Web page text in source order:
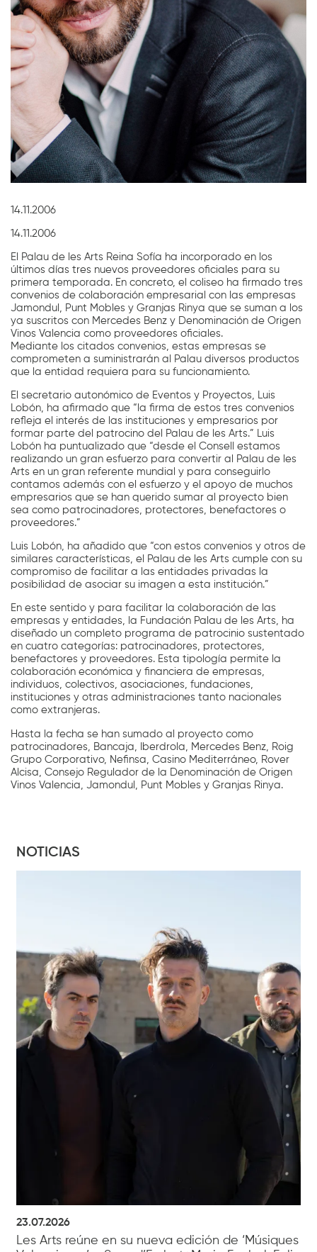
14.11.2006
14.11.2006
El Palau de les Arts Reina Sofía ha incorporado en los
últimos días tres nuevos proveedores oficiales para su
primera temporada. En concreto, el coliseo ha firmado tres
convenios de colaboración empresarial con las empresas
Jamondul, Punt Mobles y Granjas Rinya que se suman a los
ya suscritos con Mercedes Benz y Denominación de Origen
Vinos Valencia como proveedores oficiales.
Mediante los citados convenios, estas empresas se
comprometen a suministrarán al Palau diversos productos
que la entidad requiera para su funcionamiento.
El secretario autonómico de Eventos y Proyectos, Luis
Lobón, ha afirmado que “la firma de estos tres convenios
refleja el interés de las instituciones y empresarios por
formar parte del patrocino del Palau de les Arts.” Luis
Lobón ha puntualizado que “desde el Consell estamos
realizando un gran esfuerzo para convertir al Palau de les
Arts en un gran referente mundial y para conseguirlo
contamos además con el esfuerzo y el apoyo de muchos
empresarios que se han querido sumar al proyecto bien
sea como patrocinadores, protectores, benefactores o
proveedores.”
Luis Lobón, ha añadido que “con estos convenios y otros de
similares características, el Palau de les Arts cumple con su
compromiso de facilitar a las entidades privadas la
posibilidad de asociar su imagen a esta institución.”
En este sentido y para facilitar la colaboración de las
empresas y entidades, la Fundación Palau de les Arts, ha
diseñado un completo programa de patrocinio sustentado
en cuatro categorías: patrocinadores, protectores,
benefactores y proveedores. Esta tipología permite la
colaboración económica y financiera de empresas,
individuos, colectivos, asociaciones, fundaciones,
instituciones y otras administraciones tanto nacionales
como extranjeras.
Hasta la fecha se han sumado al proyecto como
patrocinadores, Bancaja, Iberdrola, Mercedes Benz, Roig
Grupo Corporativo, Nefinsa, Casino Mediterráneo, Rover
Alcisa, Consejo Regulador de la Denominación de Origen
Vinos Valencia, Jamondul, Punt Mobles y Granjas Rinya.
NOTICIAS
23.07.2026
Les Arts reúne en su nueva edición de ‘Músiques